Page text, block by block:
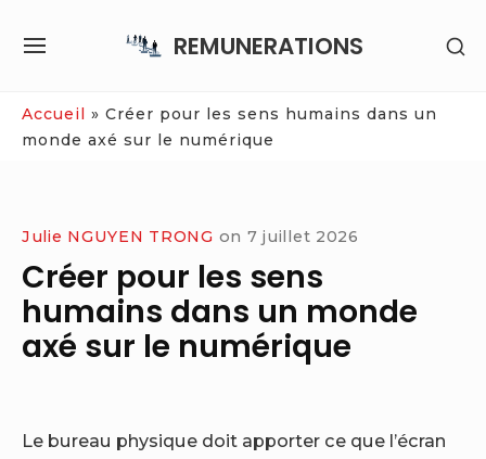
REMUNERATIONS
SITE
Accueil » Créer pour les sens humains dans un
monde axé sur le numérique
Julie NGUYEN TRONG on 7 juillet 2026
Créer pour les sens
humains dans un monde
axé sur le numérique
Le bureau physique doit apporter ce que l’écran